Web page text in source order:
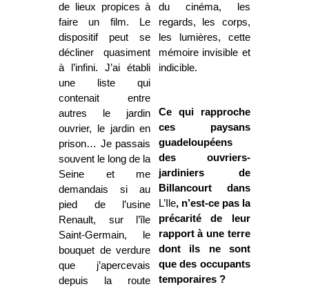
de lieux propices à
faire un film. Le
dispositif peut se
décliner quasiment
à l’infini. J’ai établi
une liste qui
contenait entre
autres le jardin
ouvrier, le jardin en
prison… Je passais
souvent le long de la
Seine et me
demandais si au
pied de l’usine
Renault, sur l’île
Saint-Germain, le
bouquet de verdure
que j’apercevais
depuis la route
du cinéma, les
regards, les corps,
les lumières, cette
mémoire invisible et
indicible.
Ce qui rapproche
ces paysans
guadeloupéens
des ouvriers-
jardiniers de
Billancourt dans
L’Ile, n’est-ce pas la
précarité de leur
rapport à une terre
dont ils ne sont
que des occupants
temporaires ?